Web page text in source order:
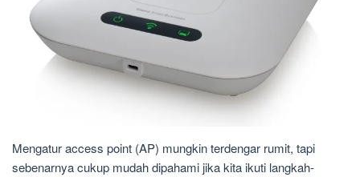
Mengatur access point (AP) mungkin terdengar rumit, tapi
sebenarnya cukup mudah dipahami jika kita ikuti langkah-